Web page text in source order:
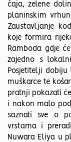
čaja, zelene
planinskim
Zaustavljanje
koje formira
Ramboda gdje
zajedno s
Posjetitelji dobiju
muškarce te
pratnji pokazati
i nakon malo
saznati sve o
vrstama i
Nuwara Eliya u